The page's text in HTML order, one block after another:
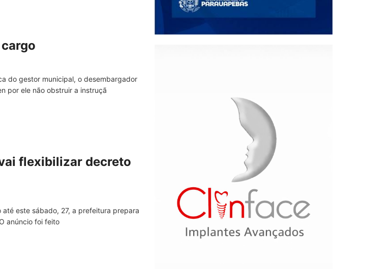
do gestor municipal, o desembargador
por ele não obstruir a instruçã
flexibilizar decreto
este sábado, 27, a prefeitura prepara
anúncio foi feito